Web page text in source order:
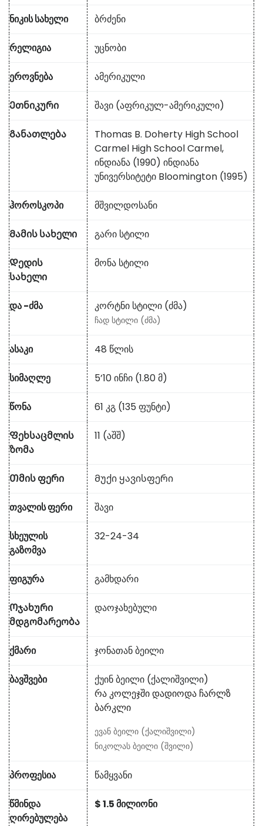
ნიკის სახელი ბრძენი
რელიგია უცნობი
ეროვნება ამერიკული
Ეთნიკური შავი (აფრიკულ-ამერიკული)
Განათლება
Thomas B. Doherty High School
Carmel High School Carmel,
ინდიანა (1990) ინდიანა
უნივერსიტეტი Bloomington (1995)
ჰოროსკოპი მშვილდოსანი
Მამის სახელი გარი სტილი
Დედის
სახელი
მონა სტილი
და -ძმა კორტნი სტილი (ძმა)
ჩად სტილი (ძმა)
ასაკი 48 წლის
სიმაღლე 5’10 ინჩი (1.80 მ)
წონა 61 კგ (135 ფუნტი)
Ფეხსაცმლის
ზომა
11 (აშშ)
Თმის ფერი Მუქი ყავისფერი
თვალის ფერი შავი
სხეულის
გაზომვა
32-24-34
ფიგურა გამხდარი
Ოჯახური
მდგომარეობა
დაოჯახებული
ქმარი ჯონათან ბეილი
ბავშვები
ქუინ ბეილი (ქალიშვილი)
Რა Კოლეჯში Დადიოდა Ჩარლზ
Ბარკლი
ევან ბეილი (ქალიშვილი)
ნიკოლას ბეილი (შვილი)
პროფესია წამყვანი
წმინდა
ღირებულება
$ 1.5 მილიონი